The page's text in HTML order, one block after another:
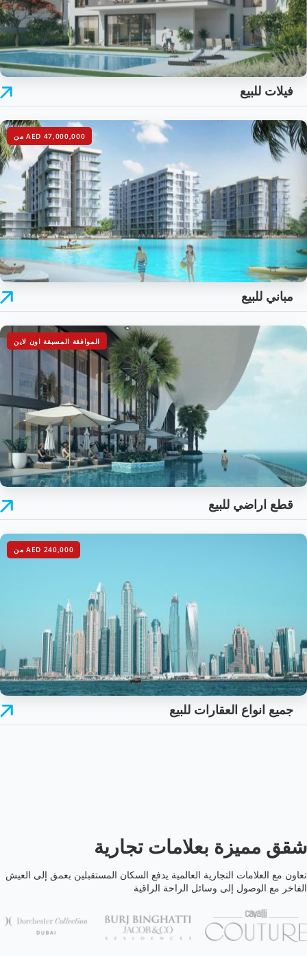
فيلات للبيع
AED 47,000,000 من
مباني للبيع
الموافقة المسبقة اون لاين
قطع اراضي للبيع
AED 240,000 من
جميع انواع العقارات للبيع
شقق مميزة بعلامات تجارية
تعاون مع العلامات التجارية العالمية يدفع السكان المستقبلين بعمق إلى العيش
الفاخر مع الوصول إلى وسائل الراحة الراقية